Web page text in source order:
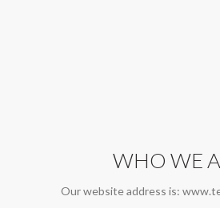
WHO WE
Our website address is: